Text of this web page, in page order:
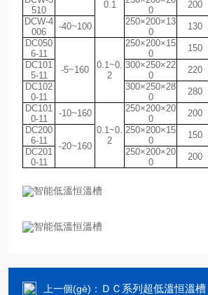
0.1
510
0
200
DCW-4
006
-40~100
250×200×13
0
130
DC050
6-11
-5~160
0.1~0.
2
250×200×15
0
150
DC101
5-11
300×250×22
0
220
DC102
0-11
300×250×28
0
280
DC101
0-11
-10~160
0.1~0.
2
250×200×20
0
200
DC200
6-11
-20~160
250×200×15
0
150
DC201
0-11
250×200×20
0
200
上一個(gè)： ＤＣ系列超低溫恒溫槽